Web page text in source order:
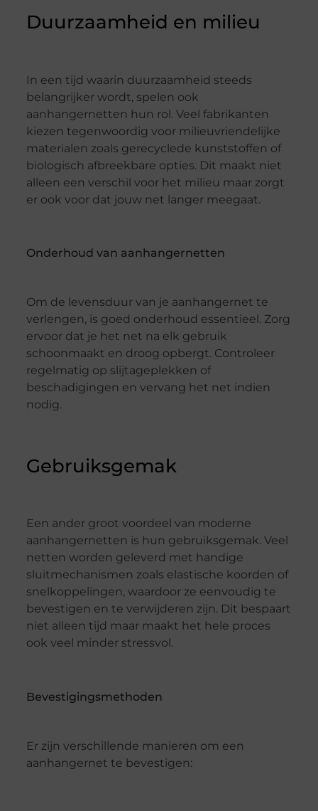
Duurzaamheid en milieu
In een tijd waarin duurzaamheid steeds
belangrijker wordt, spelen ook
aanhangernetten hun rol. Veel fabrikanten
kiezen tegenwoordig voor milieuvriendelijke
materialen zoals gerecyclede kunststoffen of
biologisch afbreekbare opties. Dit maakt niet
alleen een verschil voor het milieu maar zorgt
er ook voor dat jouw net langer meegaat.
Onderhoud van aanhangernetten
Om de levensduur van je aanhangernet te
verlengen, is goed onderhoud essentieel. Zorg
ervoor dat je het net na elk gebruik
schoonmaakt en droog opbergt. Controleer
regelmatig op slijtageplekken of
beschadigingen en vervang het net indien
nodig.
Gebruiksgemak
Een ander groot voordeel van moderne
aanhangernetten is hun gebruiksgemak. Veel
netten worden geleverd met handige
sluitmechanismen zoals elastische koorden of
snelkoppelingen, waardoor ze eenvoudig te
bevestigen en te verwijderen zijn. Dit bespaart
niet alleen tijd maar maakt het hele proces
ook veel minder stressvol.
Bevestigingsmethoden
Er zijn verschillende manieren om een
aanhangernet te bevestigen: